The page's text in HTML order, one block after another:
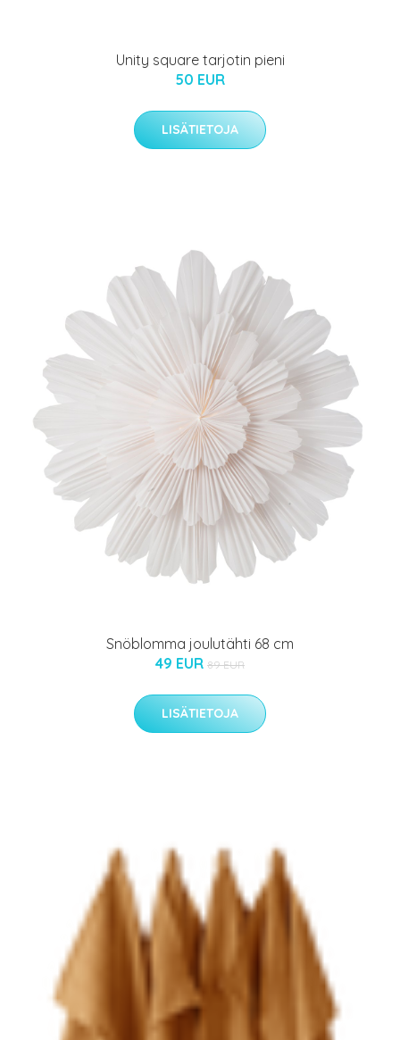
Unity square tarjotin pieni
50 EUR
LISÄTIETOJA
Snöblomma joulutähti 68 cm
49 EUR 89 EUR
LISÄTIETOJA